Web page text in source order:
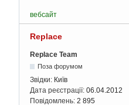
вебсайт
Replace
Replace Team
Поза форумом
Звідки: Київ
Дата реєстрації: 06.04.2012
Повідомлень: 2 895